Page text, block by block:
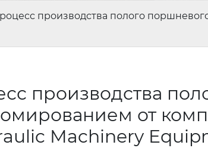
производства полого
производства
от
Machinery